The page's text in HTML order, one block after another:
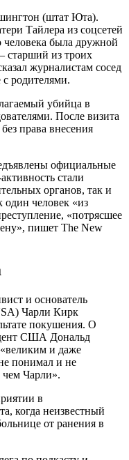
(штат Юта).
Тайлера из соцсетей
человека была дружной
старший из троих
журналистам сосед
родителями.
убийца в
После визита
права внесения
официальные
стали
органов, так и
человек «из
«потрясшее
пишет The New
и основатель
Чарли Кирк
покушения. О
США Дональд
и даже
понимал и не
Чарли».
в
когда неизвестный
от ранения в